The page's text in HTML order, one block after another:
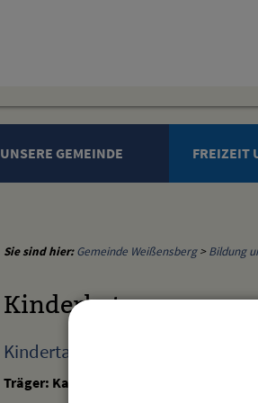
UNSERE GEMEINDE FREIZEIT
Sie sind hier: Gemeinde Weißensberg>Bildung
Kinderbetreuung
Kindertagesstätte "St. Markus"
Träger: Kath. Kirchenstiftung St. Markus